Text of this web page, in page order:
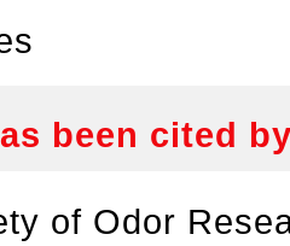
been cited
of Odor